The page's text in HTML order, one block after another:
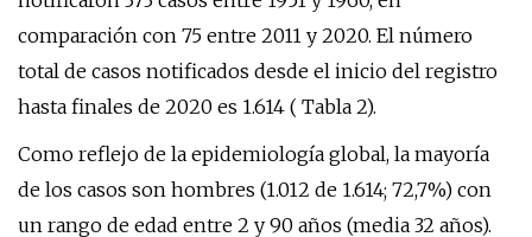
comparación con 75 entre 2011 y 2020. El número
total de casos notificados desde el inicio del registro
hasta finales de 2020 es 1.614 ( Tabla 2).
Como reflejo de la epidemiología global, la mayoría
de los casos son hombres (1.012 de 1.614; 72,7%) con
un rango de edad entre 2 y 90 años (media 32 años).